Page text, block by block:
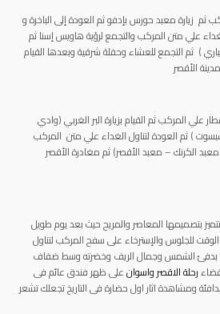
ثم زيارة معبد حورس بإدفو ثم العودة إلى الباخرة و
علي متن المركب والتجمع لرؤية هاويس إسنا ثم
) ثم التجمع للعشاء وحفلة شرقية وبعدها القيام
الأقصر
علي المركب ثم القيام بزيارة البر الغربي (وادي
) ثم العودة لتناول الغداء علي متن المركب
(معبد الكرنك – معبد الأقصر) ثم مغادرة الأقصر
بتصميمها المعاصر والمريح حيث بعد يوم طويل
للجلوس والإسترخاء على سفح المركب لتناول
بدفئ الشمس وجمال الريف وخضرته وسط ضفاف
رحلة الاقصر واسوانعلى ظهر فندق عائم فى
ومشاهدة اثار اول حضارة فى التاريخ تجعلك تشعر